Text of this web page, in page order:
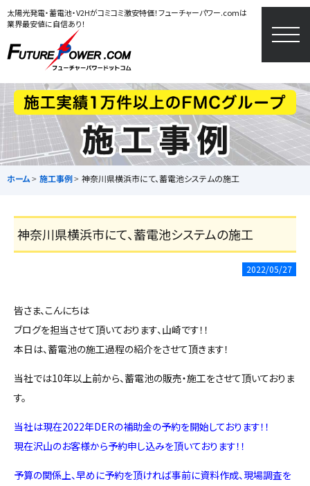
太陽光発電・蓄電池・V2Hがコミコミ激安特価！フューチャーパワー.comは
業界最安値に自信あり！
ホーム 施工事例 神奈川県横浜市にて、蓄電池システムの施工
神奈川県横浜市にて、蓄電池システムの施工
2022/05/27
皆さま、こんにちは
ブログを担当させて頂いております、山崎です！！
本日は、蓄電池の施工過程の紹介をさせて頂きます！
当社では10年以上前から、蓄電池の販売・施工をさせて頂いておりま
す。
当社は現在2022年DERの補助金の予約を開始しております！！
現在沢山のお客様から予約申し込みを頂いております！！
予算の関係上、早めに予約を頂ければ事前に資料作成、現場調査を